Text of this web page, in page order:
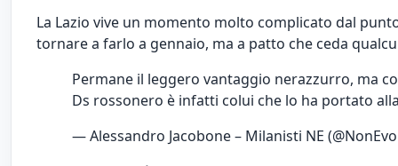
La Lazio vive un momento molto complicato dal
tornare a farlo a gennaio, ma a patto che ceda
Permane il leggero vantaggio nerazzurro, ma
Ds rossonero è infatti colui che lo ha portato
— Alessandro Jacobone – Milanisti NE